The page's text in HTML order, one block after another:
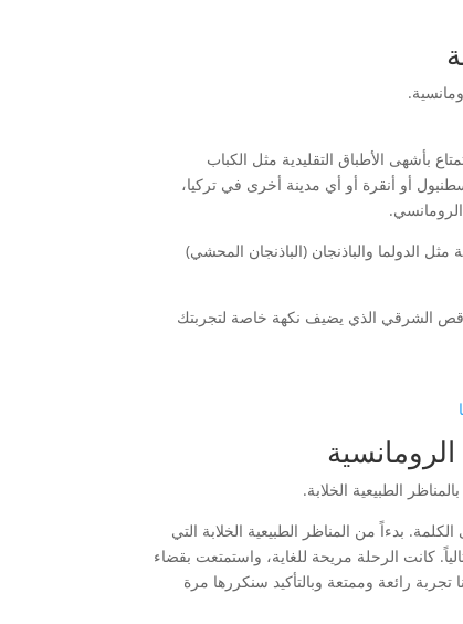
بأشهى الأطباق التقليدية مثل الكباب
أو أنقرة أو أي مدينة أخرى في تركيا،
الرومانسي.
الدولما والباذنجان (الباذنجان المحشي)
الشرقي الذي يضيف نكهة خاصة لتجربتك
الطبيعية الخلابة.
بدءاً من المناظر الطبيعية الخلابة التي
كانت الرحلة مريحة للغاية، واستمتعت بقضاء
رائعة وممتعة وبالتأكيد سنكررها مرة